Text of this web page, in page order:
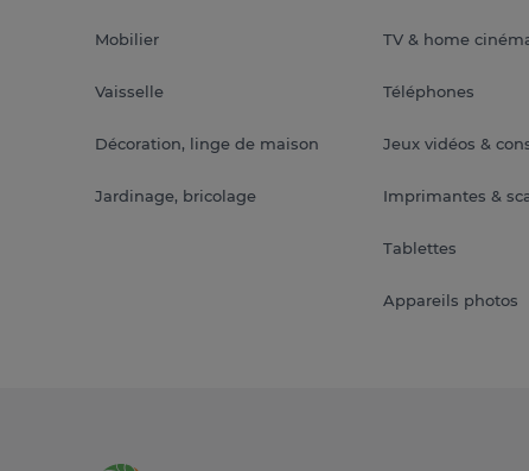
Mobilier
Vaisselle
Décoration, linge de maison
Jardinage, bricolage
TV & home
Téléphones
Jeux vidéos &
Imprimantes &
Tablettes
Appareils photos